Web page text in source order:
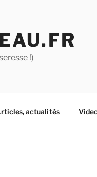
!)
actualités